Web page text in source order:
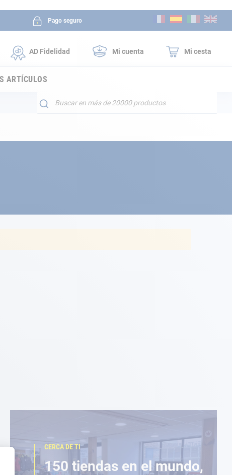
Pago seguro
AD Fidelidad Mi cuenta Mi cesta
ARTÍCULOS
Buscar
CERCA DE TI
150 tiendas en el mundo,